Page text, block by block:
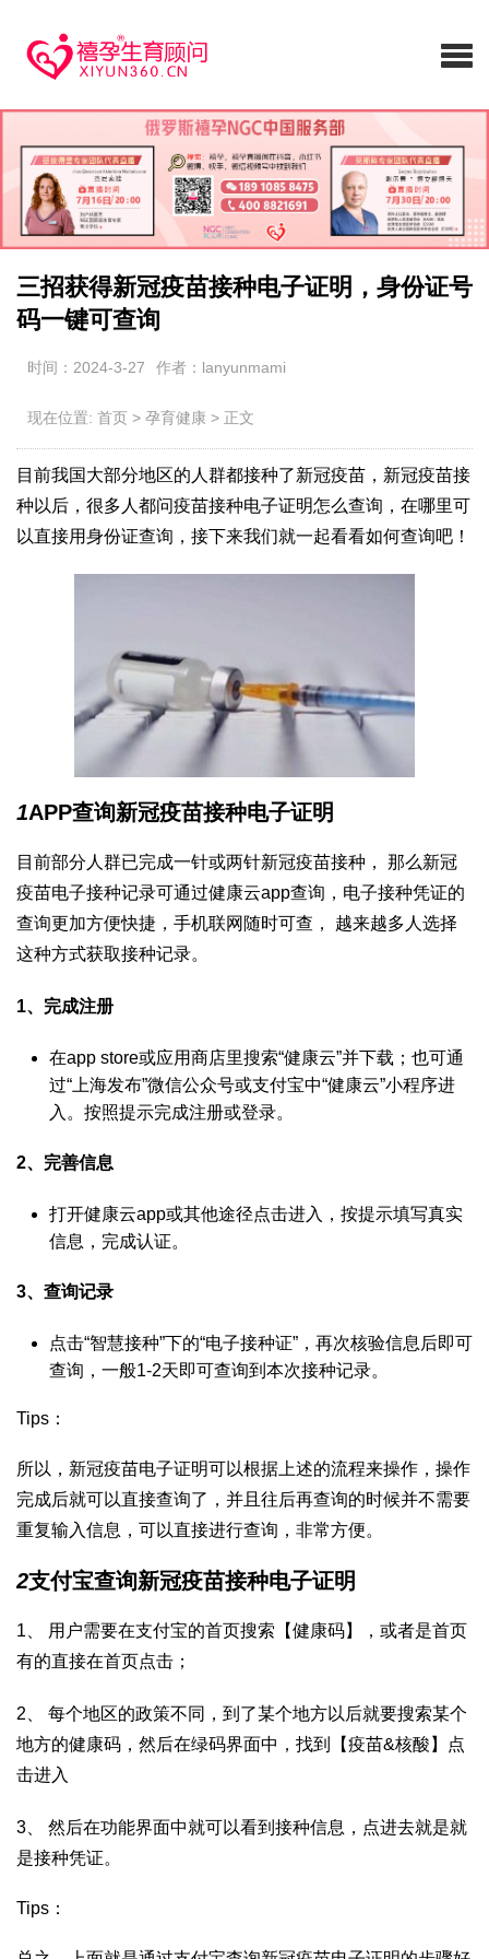
三招获得新冠疫苗接种电子证明，身份证号
码一键可查询
时间：2024-3-27 作者：lanyunmami
现在位置: 首页 > 孕育健康 > 正文
目前我国大部分地区的人群都接种了新冠疫苗，新冠疫苗接
种以后，很多人都问疫苗接种电子证明怎么查询，在哪里可
以直接用身份证查询，接下来我们就一起看看如何查询吧！
1APP查询新冠疫苗接种电子证明
目前部分人群已完成一针或两针新冠疫苗接种， 那么新冠
疫苗电子接种记录可通过健康云app查询，电子接种凭证的
查询更加方便快捷，手机联网随时可查， 越来越多人选择
这种方式获取接种记录。
1、完成注册
在app store或应用商店里搜索“健康云”并下载；也可通
过“上海发布”微信公众号或支付宝中“健康云”小程序进
入。按照提示完成注册或登录。
2、完善信息
打开健康云app或其他途径点击进入，按提示填写真实
信息，完成认证。
3、查询记录
点击“智慧接种”下的“电子接种证”，再次核验信息后即可
查询，一般1-2天即可查询到本次接种记录。
Tips：
所以，新冠疫苗电子证明可以根据上述的流程来操作，操作
完成后就可以直接查询了，并且往后再查询的时候并不需要
重复输入信息，可以直接进行查询，非常方便。
2支付宝查询新冠疫苗接种电子证明
1、 用户需要在支付宝的首页搜索【健康码】，或者是首页
有的直接在首页点击；
2、 每个地区的政策不同，到了某个地方以后就要搜索某个
地方的健康码，然后在绿码界面中，找到【疫苗&核酸】点
击进入
3、 然后在功能界面中就可以看到接种信息，点进去就是就
是接种凭证。
Tips：